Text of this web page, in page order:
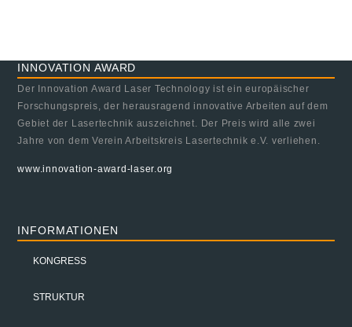
INNOVATION AWARD
Der Innovation Award Laser Technology ist ein europäischer
Forschungspreis, der herausragend innovative Arbeiten auf dem
Gebiet der Lasertechnik auszeichnet. Der Preis wird alle zwei
Jahre von dem Verein Arbeitskreis Lasertechnik e.V. verliehen.
www.innovation-award-laser.org
INFORMATIONEN
KONGRESS
STRUKTUR